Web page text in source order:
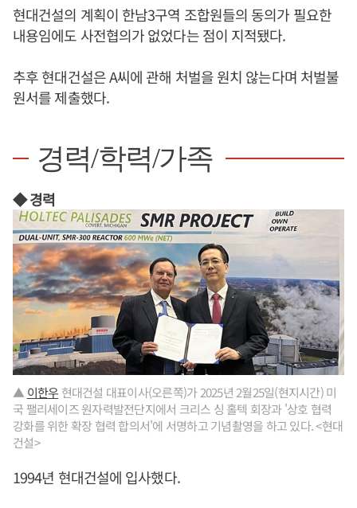
현대건설의 계획이 한남3구역 조합원들의 동의가 필요한
내용임에도 사전협의가 없었다는 점이 지적됐다.
추후 현대건설은 A씨에 관해 처벌을 원치 않는다며 처벌불
원서를 제출했다.
경력/학력/가족
◆ 경력
▲ 이한우 현대건설 대표이사(오른쪽)가 2025년 2월25일(현지시간) 미
국 팰리세이즈 원자력발전단지에서 크리스 싱 홀텍 회장과 '상호 협력
강화를 위한 확장 협력 합의서'에 서명하고 기념촬영을 하고 있다. <현대
건설>
1994년 현대건설에 입사했다.